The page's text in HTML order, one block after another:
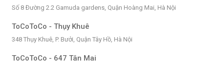
Số 8 Đường 2.2 Gamuda gardens, Quận Hoàng Mai, Hà Nội
ToCoToCo - Thụy Khuê
348 Thụy Khuê, P. Bưởi, Quận Tây Hồ, Hà Nội
ToCoToCo - 647 Tân Mai